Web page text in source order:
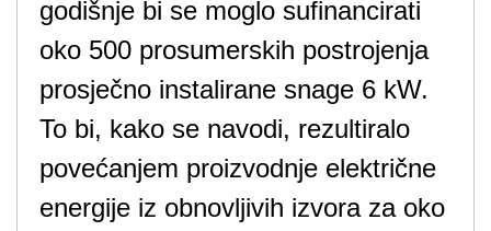
godišnje bi se moglo sufinancirati
oko 500 prosumerskih postrojenja
prosječno instalirane snage 6 kW.
To bi, kako se navodi, rezultiralo
povećanjem proizvodnje električne
energije iz obnovljivih izvora za oko